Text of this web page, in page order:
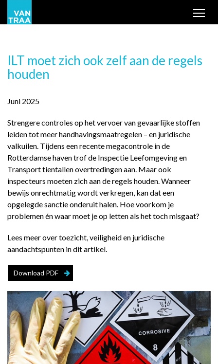
ILT moet zich ook zelf aan de regels
houden
Juni 2025
Strengere controles op het vervoer van gevaarlijke stoffen
leiden tot meer handhavingsmaatregelen – en juridische
valkuilen. Tijdens een recente megacontrole in de
Rotterdamse haven trof de Inspectie Leefomgeving en
Transport tientallen overtredingen aan. Maar ook
inspecteurs moeten zich aan de regels houden. Wanneer
bewijs onrechtmatig wordt verkregen, kan dat een
opgelegde sanctie onderuit halen. Hoe voorkom je
problemen én waar moet je op letten als het toch misgaat?
Lees meer over toezicht, veiligheid en juridische
aandachtspunten in dit artikel.
Download PDF